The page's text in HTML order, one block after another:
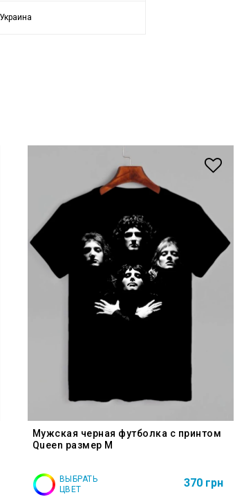
Украина
Мужская черная футболка с принтом
Queen размер M
ВЫБРАТЬ
ЦВЕТ
370 грн